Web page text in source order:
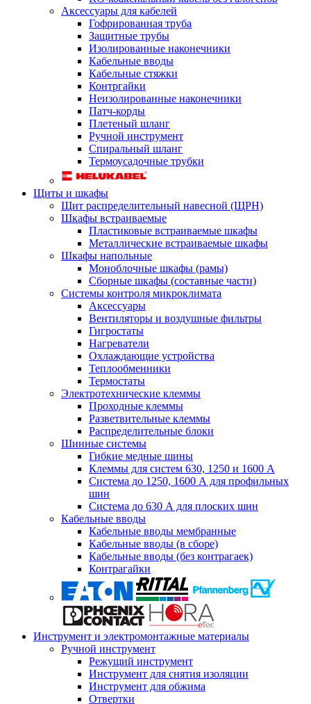
Аксессуары для кабелей
Гофрированная труба
Защитные трубы
Изолированные наконечники
Кабельные вводы
Кабельные стяжки
Контргайки
Неизолированные наконечники
Патч-корды
Плетеный шланг
Ручной инструмент
Спиральный шланг
Термоусадочные трубки
Щиты и шкафы
Щит распределительный навесной (ЩРН)
Шкафы встраиваемые
Пластиковые встраиваемые шкафы
Металлические встраиваемые шкафы
Шкафы напольные
Моноблочные шкафы (рамы)
Сборные шкафы (составные части)
Системы контроля микроклимата
Аксессуары
Вентиляторы и воздушные фильтры
Гигростаты
Нагреватели
Охлаждающие устройства
Теплообменники
Термостаты
Электротехнические клеммы
Проходные клеммы
Разветвительные клеммы
Распределительные блоки
Шинные системы
Гибкие медные шины
Клеммы для систем 630, 1250 и 1600 А
Система до 1250, 1600 А для профильных
шин
Система до 630 А для плоских шин
Кабельные вводы
Кабельные вводы мембранные
Кабельные вводы (в сборе)
Кабельные вводы (без контрагаек)
Контрагайки
Инструмент и электромонтажные материалы
Ручной инструмент
Режущий инструмент
Инструмент для снятия изоляции
Инструмент для обжима
Отвертки